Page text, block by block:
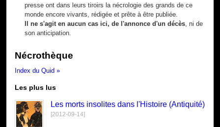
presse ont dans leurs tiroirs la nécrologie des grands de ce
monde encore vivants, rédigée et prête à être publiée.
Il ne s'agit en aucun cas ici, de l'annonce d'un décès , ni de
son anticipation.
Nécrothèque
Index du Quid »
Les plus lus
Les morts insolites dans l'Histoire (Antiquité)
[2012-09-14]